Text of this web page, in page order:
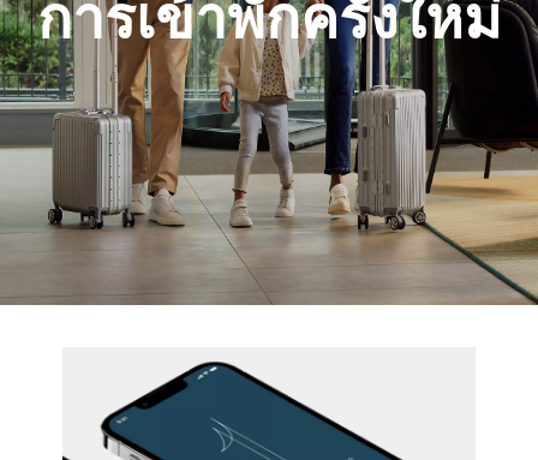
การเข้าพักครั้งใหม่